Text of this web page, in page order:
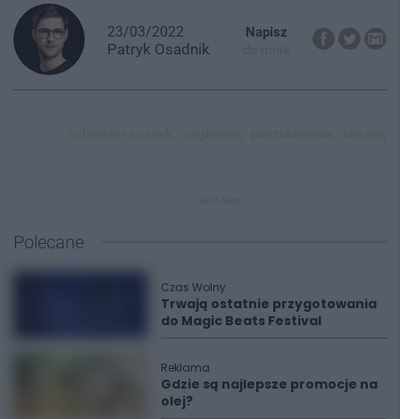
23/03/2022
Patryk Osadnik
Napisz
Polecane
Czas Wolny
Trwają ostatnie przygotowania
do Magic Beats Festival
Reklama
Gdzie są najlepsze promocje na
olej?